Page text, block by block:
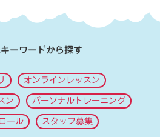
ーワードから探す
オンラインレッスン
ン パーソナルトレーニング
ール スタッフ募集